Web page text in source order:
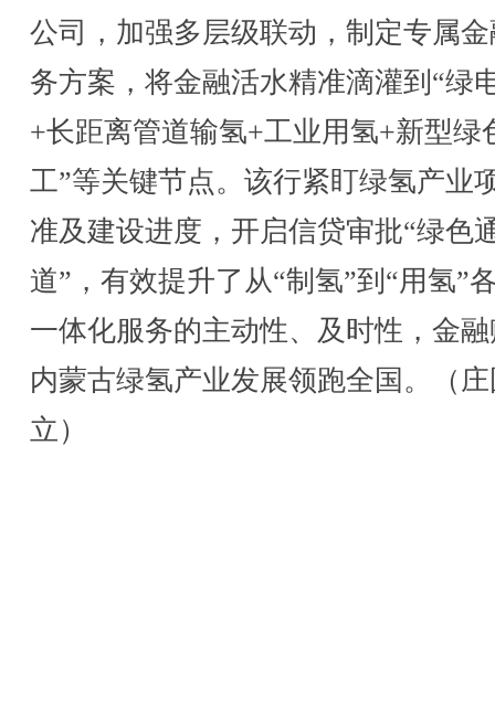
公司，加强多层级联动，制定专属
务方案，将金融活水精准滴灌到“绿
+长距离管道输氢+工业用氢+新型绿
工”等关键节点。该行紧盯绿氢产业
准及建设进度，开启信贷审批“绿色
道”，有效提升了从“制氢”到“用氢”
一体化服务的主动性、及时性，金
内蒙古绿氢产业发展领跑全国。（
立）